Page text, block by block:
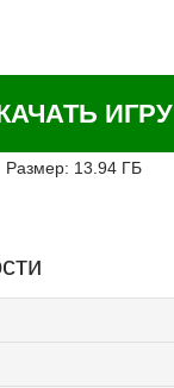
ИГРУ
Размер: 13.94 ГБ